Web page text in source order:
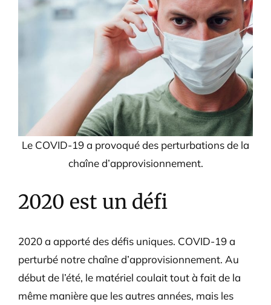
Le COVID-19 a provoqué des perturbations de la
chaîne d’approvisionnement.
2020 est un défi
2020 a apporté des défis uniques. COVID-19 a
perturbé notre chaîne d’approvisionnement. Au
début de l’été, le matériel coulait tout à fait de la
même manière que les autres années, mais les